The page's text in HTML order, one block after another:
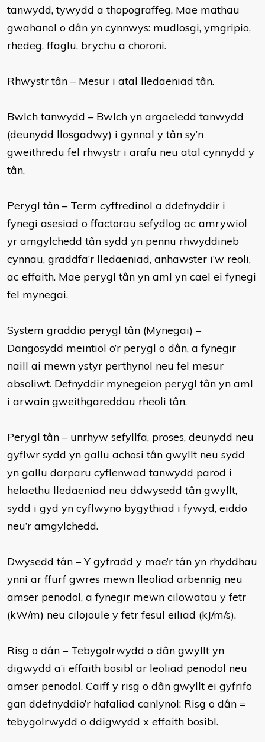
tanwydd, tywydd a thopograffeg. Mae mathau
gwahanol o dân yn cynnwys: mudlosgi, ymgripio,
rhedeg, ffaglu, brychu a choroni.
Rhwystr tân – Mesur i atal lledaeniad tân.
Bwlch tanwydd – Bwlch yn argaeledd tanwydd
(deunydd llosgadwy) i gynnal y tân sy’n
gweithredu fel rhwystr i arafu neu atal cynnydd y
tân.
Perygl tân – Term cyffredinol a ddefnyddir i
fynegi asesiad o ffactorau sefydlog ac amrywiol
yr amgylchedd tân sydd yn pennu rhwyddineb
cynnau, graddfa’r lledaeniad, anhawster i’w reoli,
ac effaith. Mae perygl tân yn aml yn cael ei fynegi
fel mynegai.
System graddio perygl tân (Mynegai) –
Dangosydd meintiol o’r perygl o dân, a fynegir
naill ai mewn ystyr perthynol neu fel mesur
absoliwt. Defnyddir mynegeion perygl tân yn aml
i arwain gweithgareddau rheoli tân.
Perygl tân – unrhyw sefyllfa, proses, deunydd neu
gyflwr sydd yn gallu achosi tân gwyllt neu sydd
yn gallu darparu cyflenwad tanwydd parod i
helaethu lledaeniad neu ddwysedd tân gwyllt,
sydd i gyd yn cyflwyno bygythiad i fywyd, eiddo
neu’r amgylchedd.
Dwysedd tân – Y gyfradd y mae’r tân yn rhyddhau
ynni ar ffurf gwres mewn lleoliad arbennig neu
amser penodol, a fynegir mewn cilowatau y fetr
(kW/m) neu cilojoule y fetr fesul eiliad (kJ/m/s).
Risg o dân – Tebygolrwydd o dân gwyllt yn
digwydd a’i effaith bosibl ar leoliad penodol neu
amser penodol. Caiff y risg o dân gwyllt ei gyfrifo
gan ddefnyddio’r hafaliad canlynol: Risg o dân =
tebygolrwydd o ddigwydd x effaith bosibl.